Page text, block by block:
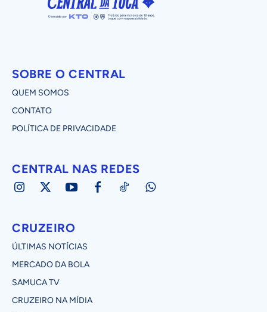
SOBRE O CENTRAL
QUEM SOMOS
CONTATO
POLÍTICA DE PRIVACIDADE
CENTRAL NAS REDES
CRUZEIRO
ÚLTIMAS NOTÍCIAS
MERCADO DA BOLA
SAMUCA TV
CRUZEIRO NA MÍDIA